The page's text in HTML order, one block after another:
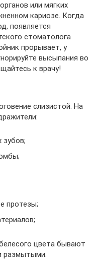
или мягких
кариозе. Когда
появляется
стоматолога
прорывает, у
высыпания во
к врачу!
слизистой. На
зубов;
протезы;
цвета бывают
размытыми.